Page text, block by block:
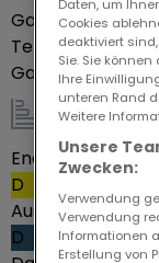
Plus
m'appeler
privilégiez les
Au plaisir
Sandra GATTO
Garage2
Terrasse100m²
GartenJa
D
Ausstoß von
D
Daten, um
Cookies
deaktiviert
Sie. Sie
Ihre
unteren Rand
Weitere
Unsere
Zwecken:
Verwendung
Verwendung
Informationen
Erstellung von